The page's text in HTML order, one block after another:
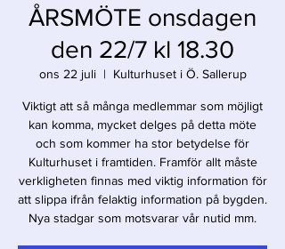
ÅRSMÖTE onsdagen
den 22/7 kl 18.30
ons 22 juli
  |
Kulturhuset i Ö. Sallerup
Viktigt att så många medlemmar som möjligt
kan komma, mycket delges på detta möte
och som kommer ha stor betydelse för
Kulturhuset i framtiden. Framför allt måste
verkligheten finnas med viktig information för
att slippa ifrån felaktig information på bygden.
Nya stadgar som motsvarar vår nutid mm.